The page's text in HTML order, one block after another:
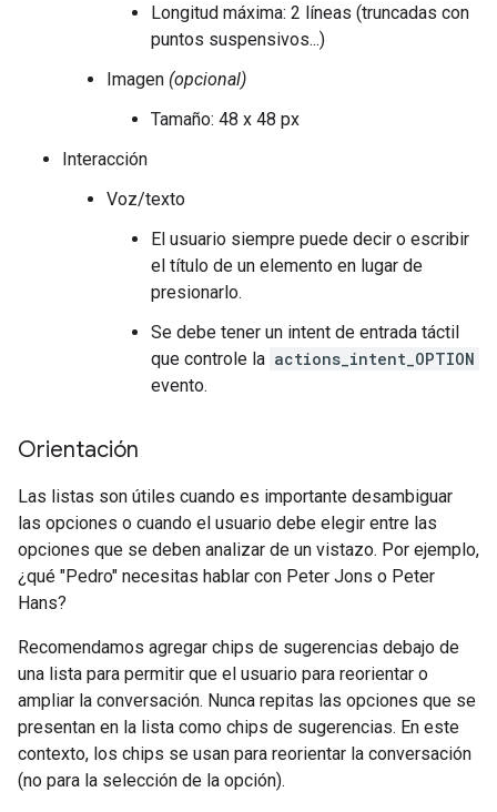
Longitud máxima: 2 líneas (truncadas con
puntos suspensivos...)
Imagen (opcional)
Tamaño: 48 x 48 px
Interacción
Voz/texto
El usuario siempre puede decir o escribir
el título de un elemento en lugar de
presionarlo.
Se debe tener un intent de entrada táctil
que controle la actions_intent_OPTION
evento.
Orientación
Las listas son útiles cuando es importante desambiguar
las opciones o cuando el usuario debe elegir entre las
opciones que se deben analizar de un vistazo. Por ejemplo,
¿qué "Pedro" necesitas hablar con Peter Jons o Peter
Hans?
Recomendamos agregar chips de sugerencias debajo de
una lista para permitir que el usuario para reorientar o
ampliar la conversación. Nunca repitas las opciones que se
presentan en la lista como chips de sugerencias. En este
contexto, los chips se usan para reorientar la conversación
(no para la selección de la opción).